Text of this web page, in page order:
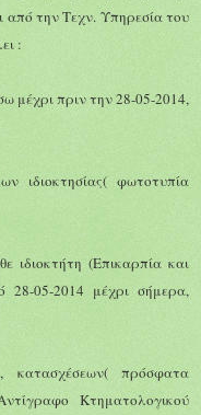
από την Τεχν. Υπηρεσία του
:
μέχρι πριν την 28-05-2014,
ιδιοκτησίας( φωτοτυπία
ιδιοκτήτη (Επικαρπία και
28-05-2014 μέχρι σήμερα,
κατασχέσεων( πρόσφατα
Κτηματολογικού